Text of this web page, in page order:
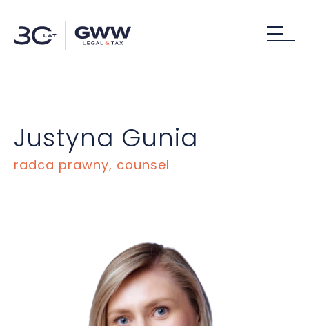
Justyna Gunia
radca prawny, counsel